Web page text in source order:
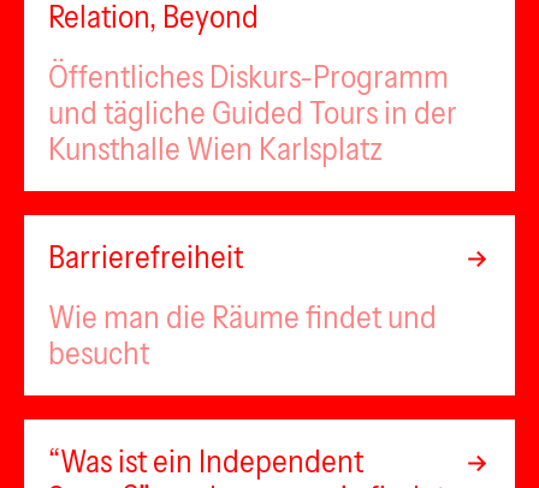
Relation, Beyond
Öffentliches Diskurs-Programm
und tägliche Guided Tours in der
Kunsthalle Wien Karlsplatz
Barrierefreiheit
Wie man die Räume findet und
besucht
“Was ist ein Independent